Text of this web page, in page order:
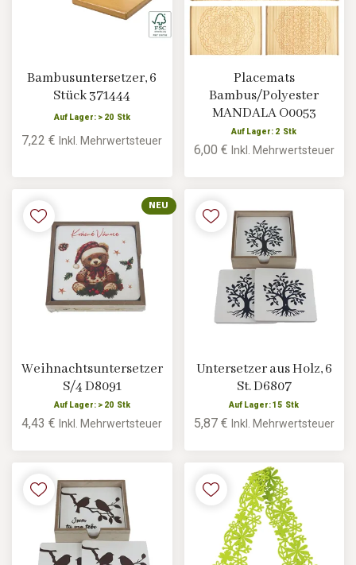
Bambusuntersetzer, 6
Stück 371444
Auf Lager: > 20 Stk
7,22 €Inkl. Mehrwertsteuer
Placemats
Bambus/Polyester
MANDALA O0053
Auf Lager: 2 Stk
6,00 € Inkl. Mehrwertsteuer
NEU
Weihnachtsuntersetzer
S/4 D8091
Auf Lager: > 20 Stk
4,43 €Inkl. Mehrwertsteuer
Untersetzer aus Holz, 6
St. D6807
Auf Lager: 15 Stk
5,87 € Inkl. Mehrwertsteuer